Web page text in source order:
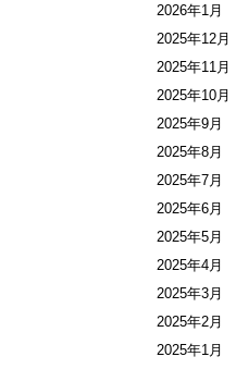
2026年1月
2025年12月
2025年11月
2025年10月
2025年9月
2025年8月
2025年7月
2025年6月
2025年5月
2025年4月
2025年3月
2025年2月
2025年1月